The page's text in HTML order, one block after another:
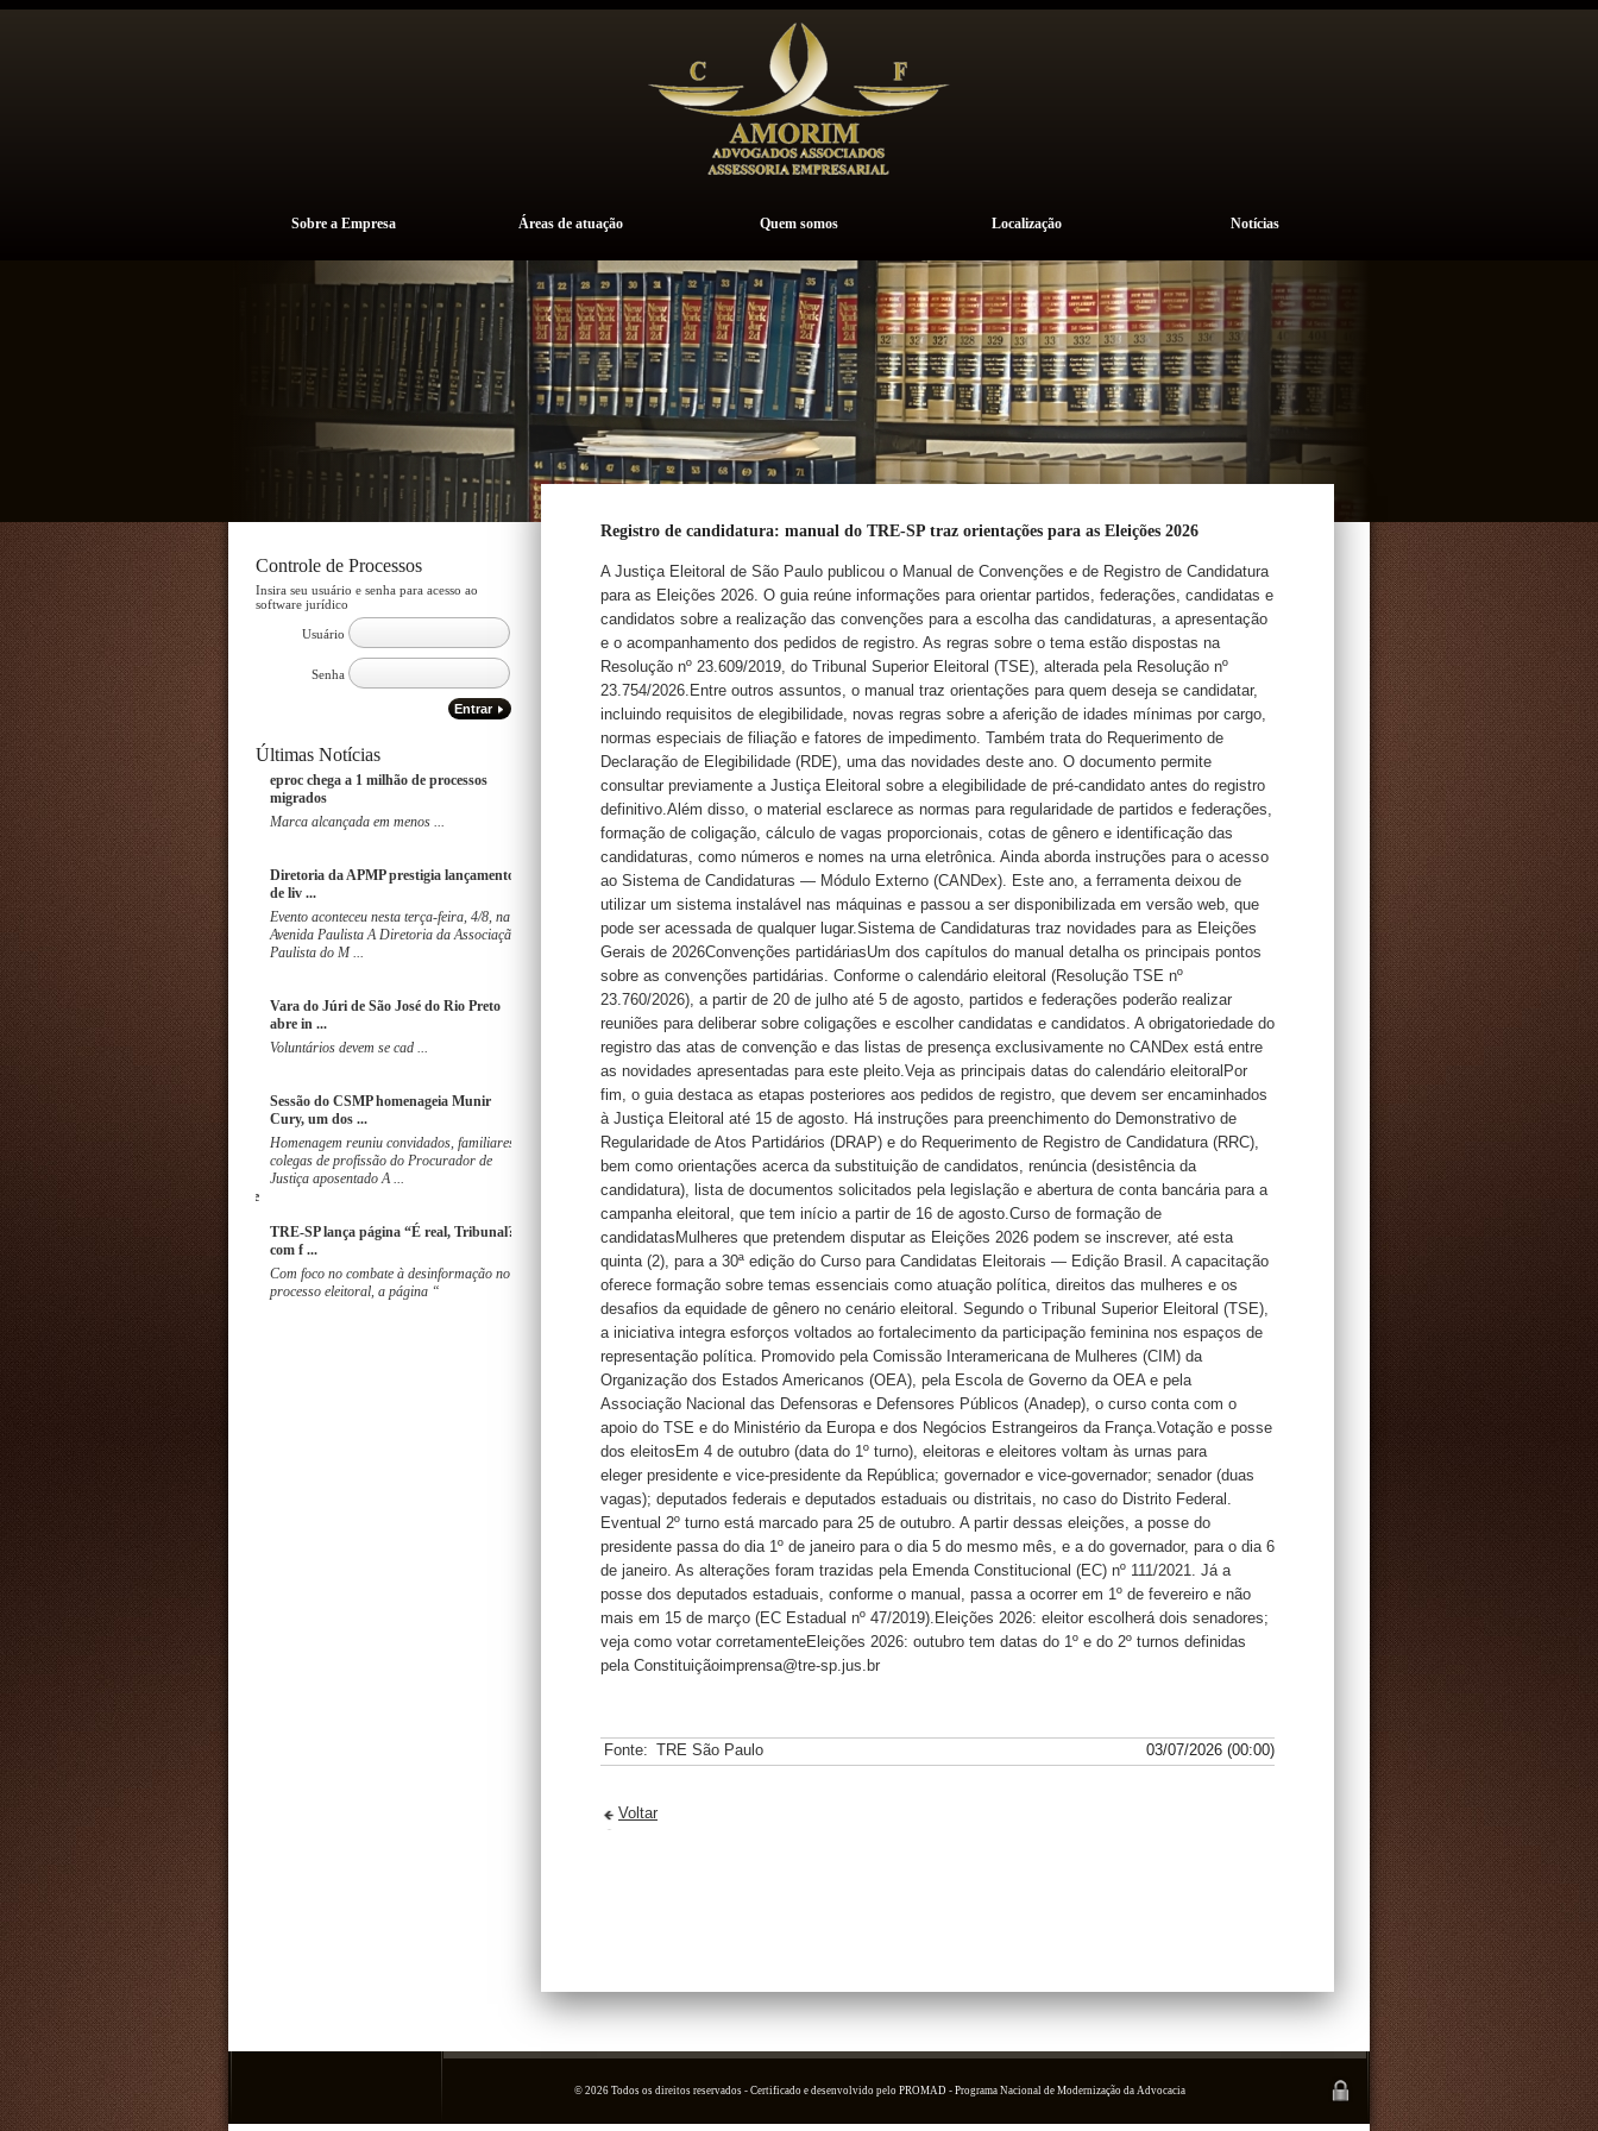
Sobre a Empresa Áreas de atuação Quem somos Localização Notícias
Controle de Processos
Insira seu usuário e senha para acesso ao
software jurídico
Usuário
Senha
Entrar
Últimas Notícias
eproc chega a 1 milhão de processos
Diretoria da APMP prestigia lançamento
Evento aconteceu nesta terça-feira, 4/8, na
Avenida Paulista A Diretoria da Associação
Vara do Júri de São José do Rio Preto
Voluntários devem se cad ...
Sessão do CSMP homenageia Munir
Homenagem reuniu convidados, familiares e
colegas de profissão do Procurador de
TRE-SP lança página “É real, Tribunal?”
Com foco no combate à desinformação no
processo eleitoral, a página “
Boas práticas: Justiça de São Manuel
realiza ...
Dinâmica reuniu 120 adol ...
Marco Legal para o Combate ao Crime
Organizad ...
Inscrições abertas até o ...
Candidatas, candidatos, partidos,
federações e coligações devem fazer a
prestação de contas das Elei ...
Tribunal do Júri em Boituva condena
homem por ...
Pena de 103 anos e 8 mes ...
Indisponibilidade de sistemas SAJ neste
Saiba como será o atendi ...
Registro de candidatura: manual do TRE-SP traz orientações para as Eleições 2026
A Justiça Eleitoral de São Paulo publicou o Manual de Convenções e de Registro de Candidatura
para as Eleições 2026. O guia reúne informações para orientar partidos, federações, candidatas e
candidatos sobre a realização das convenções para a escolha das candidaturas, a apresentação
e o acompanhamento dos pedidos de registro. As regras sobre o tema estão dispostas na
Resolução nº 23.609/2019, do Tribunal Superior Eleitoral (TSE), alterada pela Resolução nº
23.754/2026.Entre outros assuntos, o manual traz orientações para quem deseja se candidatar,
incluindo requisitos de elegibilidade, novas regras sobre a aferição de idades mínimas por cargo,
normas especiais de filiação e fatores de impedimento. Também trata do Requerimento de
Declaração de Elegibilidade (RDE), uma das novidades deste ano. O documento permite
consultar previamente a Justiça Eleitoral sobre a elegibilidade de pré-candidato antes do registro
definitivo.Além disso, o material esclarece as normas para regularidade de partidos e federações,
formação de coligação, cálculo de vagas proporcionais, cotas de gênero e identificação das
candidaturas, como números e nomes na urna eletrônica. Ainda aborda instruções para o acesso
ao Sistema de Candidaturas — Módulo Externo (CANDex). Este ano, a ferramenta deixou de
utilizar um sistema instalável nas máquinas e passou a ser disponibilizada em versão web, que
pode ser acessada de qualquer lugar.Sistema de Candidaturas traz novidades para as Eleições
Gerais de 2026Convenções partidáriasUm dos capítulos do manual detalha os principais pontos
sobre as convenções partidárias. Conforme o calendário eleitoral (Resolução TSE nº
23.760/2026), a partir de 20 de julho até 5 de agosto, partidos e federações poderão realizar
reuniões para deliberar sobre coligações e escolher candidatas e candidatos. A obrigatoriedade do
registro das atas de convenção e das listas de presença exclusivamente no CANDex está entre
as novidades apresentadas para este pleito.Veja as principais datas do calendário eleitoralPor
fim, o guia destaca as etapas posteriores aos pedidos de registro, que devem ser encaminhados
à Justiça Eleitoral até 15 de agosto. Há instruções para preenchimento do Demonstrativo de
Regularidade de Atos Partidários (DRAP) e do Requerimento de Registro de Candidatura (RRC),
bem como orientações acerca da substituição de candidatos, renúncia (desistência da
candidatura), lista de documentos solicitados pela legislação e abertura de conta bancária para a
campanha eleitoral, que tem início a partir de 16 de agosto.Curso de formação de
candidatasMulheres que pretendem disputar as Eleições 2026 podem se inscrever, até esta
quinta (2), para a 30ª edição do Curso para Candidatas Eleitorais — Edição Brasil. A capacitação
oferece formação sobre temas essenciais como atuação política, direitos das mulheres e os
desafios da equidade de gênero no cenário eleitoral. Segundo o Tribunal Superior Eleitoral (TSE),
a iniciativa integra esforços voltados ao fortalecimento da participação feminina nos espaços de
representação política. Promovido pela Comissão Interamericana de Mulheres (CIM) da
Organização dos Estados Americanos (OEA), pela Escola de Governo da OEA e pela
Associação Nacional das Defensoras e Defensores Públicos (Anadep), o curso conta com o
apoio do TSE e do Ministério da Europa e dos Negócios Estrangeiros da França.Votação e posse
dos eleitosEm 4 de outubro (data do 1º turno), eleitoras e eleitores voltam às urnas para
eleger presidente e vice-presidente da República; governador e vice-governador; senador (duas
vagas); deputados federais e deputados estaduais ou distritais, no caso do Distrito Federal.
Eventual 2º turno está marcado para 25 de outubro. A partir dessas eleições, a posse do
presidente passa do dia 1º de janeiro para o dia 5 do mesmo mês, e a do governador, para o dia 6
de janeiro. As alterações foram trazidas pela Emenda Constitucional (EC) nº 111/2021. Já a
posse dos deputados estaduais, conforme o manual, passa a ocorrer em 1º de fevereiro e não
mais em 15 de março (EC Estadual nº 47/2019).Eleições 2026: eleitor escolherá dois senadores;
veja como votar corretamenteEleições 2026: outubro tem datas do 1º e do 2º turnos definidas
pela Constituiçãoimprensa@tre-sp.jus.br
Fonte: TRE São Paulo 03/07/2026 (00:00)
Voltar
© 2026 Todos os direitos reservados - Certificado e desenvolvido pelo PROMAD - Programa Nacional de Modernização da Advocacia